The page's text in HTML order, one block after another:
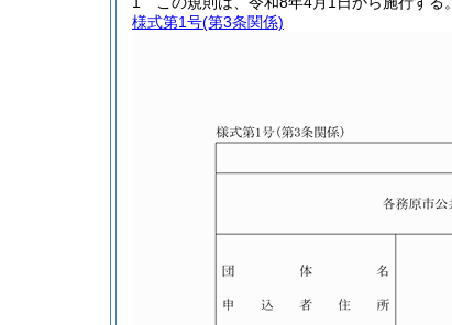
様式第1号(第3条関係)